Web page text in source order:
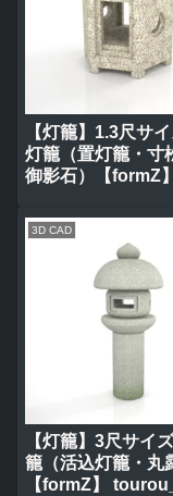
【灯籠】1.3尺サ
灯籠（置灯籠・寸
御影石）【formZ】
3D CAD
【灯籠】3尺サイ
籠（活込灯籠・丸
【formZ】